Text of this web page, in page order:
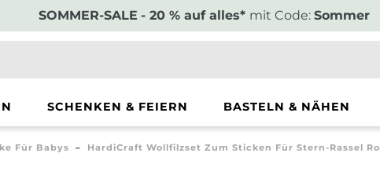
SOMMER-SALE - 20 % auf alles* mit Code: Sommer
SCHENKEN & FEIERN BASTELN & NÄHEN
Für Babys HardiCraft Wollfilzset Zum Sticken Für Stern-Rassel